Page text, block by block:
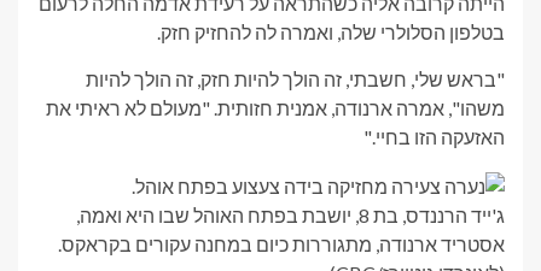
בטלפון הסלולרי שלה, ואמרה לה להחזיק חזק.
"בראש שלי, חשבתי, זה הולך להיות חזק, זה הולך להיות
משהו", אמרה ארנודה, אמנית חזותית. "מעולם לא ראיתי את
האזעקה הזו בחיי."
ג'ייד הרננדס, בת 8, יושבת בפתח האוהל שבו היא ואמה,
אסטריד ארנודה, מתגוררות כיום במחנה עקורים בקראקס.